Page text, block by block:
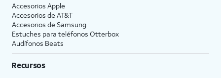
Accesorios Apple
Accesorios de AT&T
Accesorios de Samsung
Estuches para teléfonos Otterbox
Audífonos Beats
Recursos